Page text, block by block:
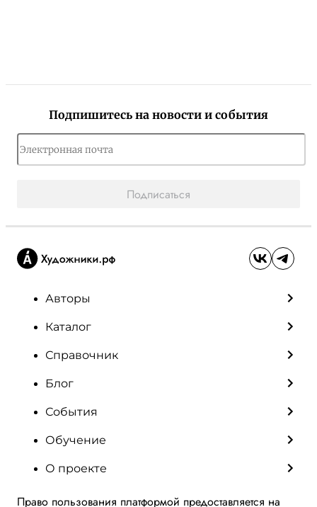
Подпишитесь на новости и события
Подписаться
Авторы
Каталог
Справочник
Блог
События
Обучение
О проекте
Право пользования платформой предоставляется на